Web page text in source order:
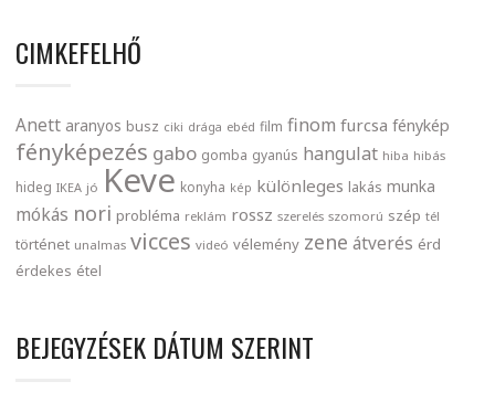
CIMKEFELHŐ
Anett aranyos busz ciki drága ebéd film finom furcsa fénykép
fényképezés gabo gomba gyanús hangulat hiba hibás
hideg IKEA jó Keve konyha kép különleges lakás munka
mókás nori probléma reklám rossz szerelés szomorú szép tél
történet unalmas vicces videó vélemény zene átverés érd
érdekes étel
BEJEGYZÉSEK DÁTUM SZERINT